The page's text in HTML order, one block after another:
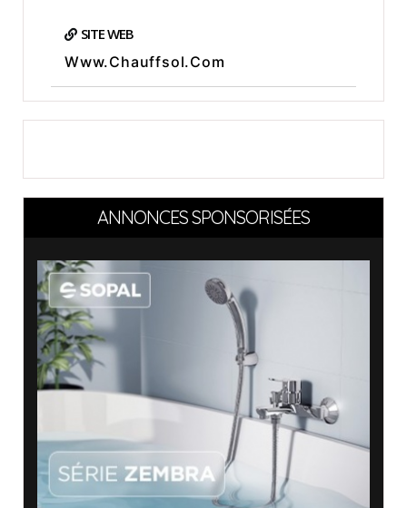
SITE WEB
Www.chauffsol.com
ANNONCES SPONSORISÉES